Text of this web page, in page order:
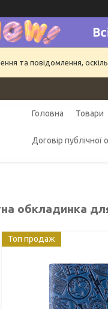
та повідомлення,
Головна Товари
Договір публічної
обкладинка
Топ продаж